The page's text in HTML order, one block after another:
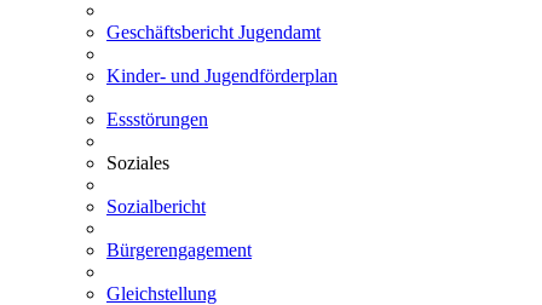
Geschäftsbericht Jugendamt
Kinder- und Jugendförderplan
Essstörungen
Soziales
Sozialbericht
Bürgerengagement
Gleichstellung